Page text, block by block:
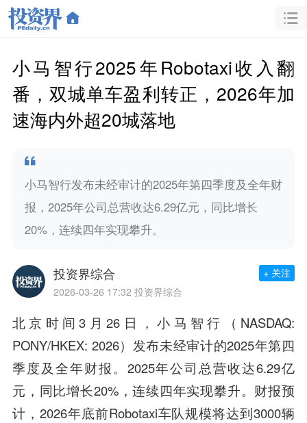
小马智行2025年Robotaxi收入翻
番，双城单车盈利转正，2026年加
速海内外超20城落地
小马智行发布未经审计的2025年第四季度及全年财
报，2025年公司总营收达6.29亿元，同比增长
20%，连续四年实现攀升。
投资界综合
2026-03-26 17:32 投资界综合
+ 关注
北京时间3月26日，小马智行（NASDAQ:
PONY/HKEX: 2026）发布未经审计的2025年第四
季度及全年财报。2025年公司总营收达6.29亿
元，同比增长20%，连续四年实现攀升。财报预
计，2026年底前Robotaxi车队规模将达到3000辆